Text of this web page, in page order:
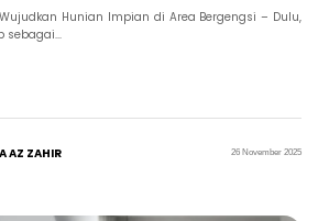
Hunian Impian di Area Bergengsi – Dulu,
sebagai...
AZ ZAHIR 26 November 2025